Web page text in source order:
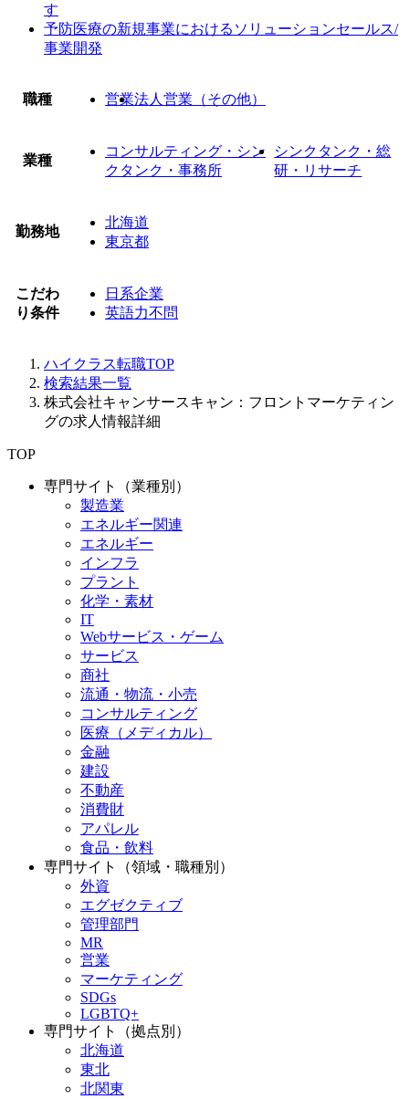
す
予防医療の新規事業におけるソリューションセールス/
事業開発
職種 営業法人営業（その他）
業種
コンサルティング・シン
クタンク・事務所
シンクタンク・総
研・リサーチ
勤務地
北海道
東京都
こだわ
り条件
日系企業
英語力不問
ハイクラス転職TOP
検索結果一覧
株式会社キャンサースキャン：フロントマーケティン
グの求人情報詳細
TOP
専門サイト（業種別）
製造業
エネルギー関連
エネルギー
インフラ
プラント
化学・素材
IT
Webサービス・ゲーム
サービス
商社
流通・物流・小売
コンサルティング
医療（メディカル）
金融
建設
不動産
消費財
アパレル
食品・飲料
専門サイト（領域・職種別）
外資
エグゼクティブ
管理部門
MR
営業
マーケティング
SDGs
LGBTQ+
専門サイト（拠点別）
北海道
東北
北関東